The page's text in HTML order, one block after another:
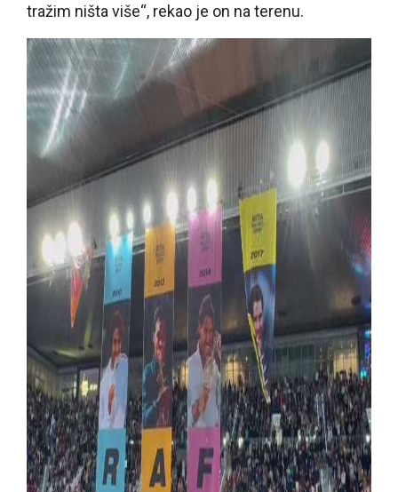
tražim ništa više“, rekao je on na terenu.
I nastavio je da priča„Nadam se da je uspeo da
da dobar primer novim generacijama. To je
vaћnije od titula. Nadam se da sam izazvao
pozitivne emocije. Sve što mogu da kažem je
hvala. Ne mogu više ništa da kažem. To je ono
što osećam.“